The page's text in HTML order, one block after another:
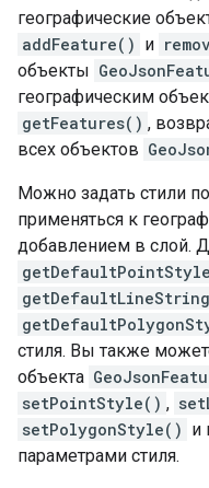
географические
addFeature() и
объекты
географическим
getFeatures() ,
всех объектов
Можно задать стили
применяться к
добавлением в слой.
стиля. Вы также
объекта
setPointStyle() ,
setPolygonStyle() и
параметрами стиля.